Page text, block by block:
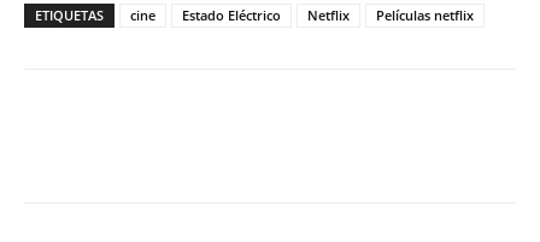
ETIQUETAS cine Estado Eléctrico Netflix Películas netflix